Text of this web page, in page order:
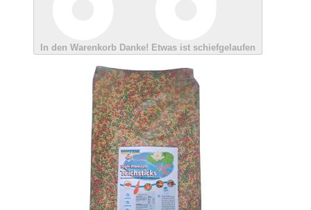
In den Warenkorb Danke! Etwas ist schiefgelaufen